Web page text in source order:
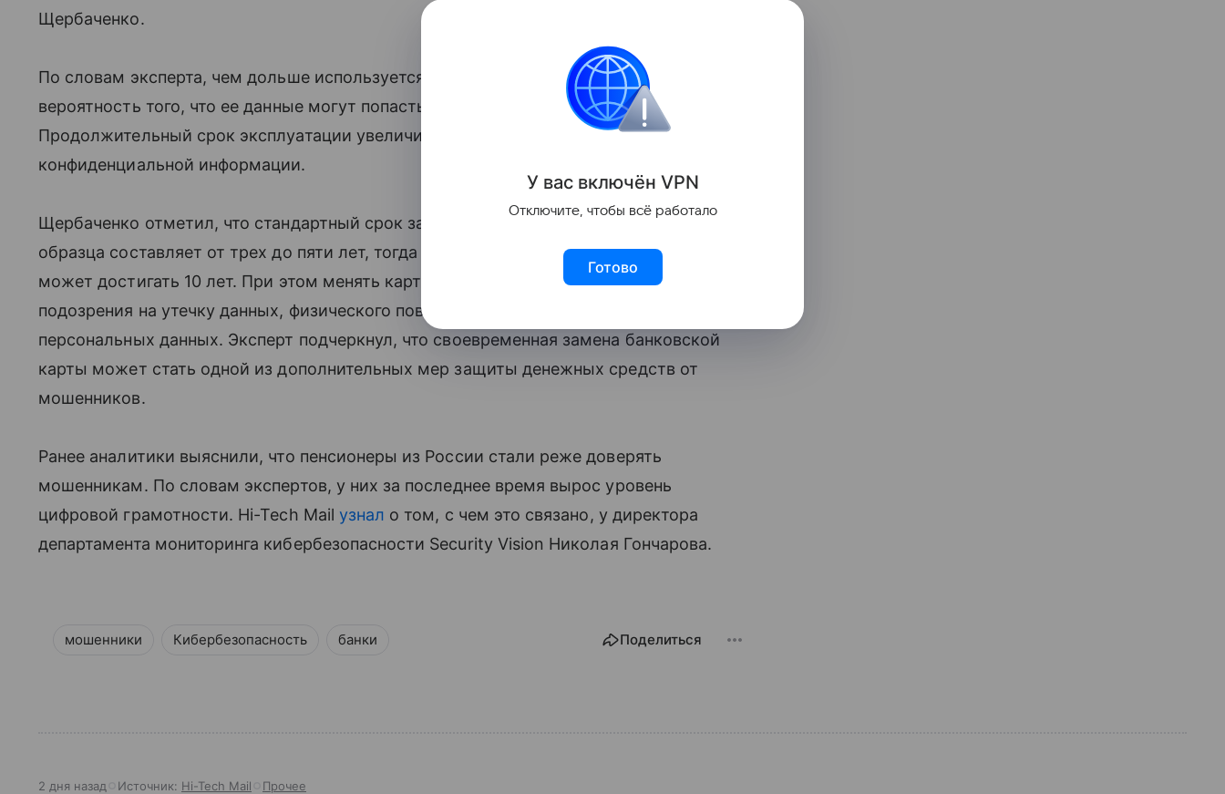
Щербаченко.
По словам эксперта, чем дольше используется банковская карта, тем выше
вероятность того, что ее данные могут попасть в руки злоумышленников.
Продолжительный срок эксплуатации увеличивает риск компрометации
конфиденциальной информации.
Щербаченко отметил, что стандартный срок замены пластиковых карт старого
образца составляет от трех до пяти лет, тогда как для более современных карт он
может достигать 10 лет. При этом менять карту раньше рекомендуется в случае
подозрения на утечку данных, физического повреждения, потери или смены
персональных данных. Эксперт подчеркнул, что своевременная замена банковской
карты может стать одной из дополнительных мер защиты денежных средств от
мошенников.
Ранее аналитики выяснили, что пенсионеры из России стали реже доверять
мошенникам. По словам экспертов, у них за последнее время вырос уровень
цифровой грамотности. Hi-Tech Mail узнал о том, с чем это связано, у директора
департамента мониторинга кибербезопасности Security Vision Николая Гончарова.
мошенники Кибербезопасность банки Поделиться
2 дня назад Источник: Hi-Tech Mail Прочее
У вас включён VPN
Отключите, чтобы всё работало
Готово